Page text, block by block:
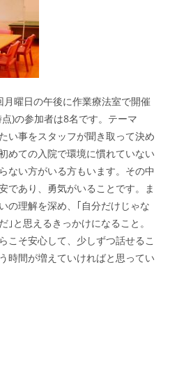
曜日の午後に作業療法室で開催
)の参加者は8名です。テーマ
い事をスタッフが聞き取って決め
めての入院で環境に慣れていない
ない方がいる方もいます。その中
であり、勇気がいることです。ま
の理解を深め、｢自分だけじゃな
と思えるきっかけになること。
こそ安心して、少しずつ話せるこ
時間が増えていければと思ってい